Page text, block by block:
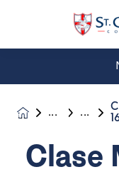
Clase